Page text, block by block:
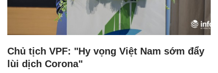
Chủ tịch VPF: "Hy vọng Việt Nam sớm đẩy
lùi dịch Corona"